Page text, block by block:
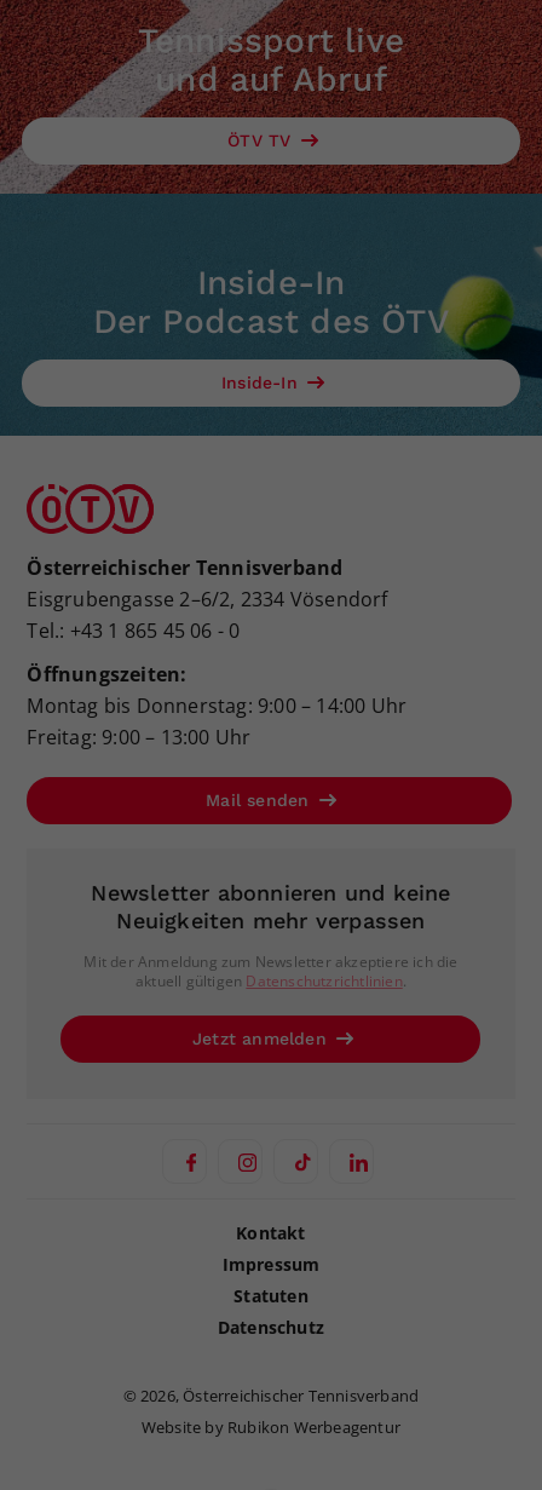
Tennissport live
und auf Abruf
ÖTV TV
Inside-In
Der Podcast des ÖTV
Inside-In
Österreichischer Tennisverband
Eisgrubengasse 2–6/2, 2334 Vösendorf
Tel.: +43 1 865 45 06 - 0
Öffnungszeiten:
Montag bis Donnerstag: 9:00 – 14:00 Uhr
Freitag: 9:00 – 13:00 Uhr
Mail senden
Newsletter abonnieren und keine
Neuigkeiten mehr verpassen
Mit der Anmeldung zum Newsletter akzeptiere ich die
aktuell gültigen Datenschutzrichtlinien.
Jetzt anmelden
Kontakt
Impressum
Statuten
Datenschutz
©2026, Österreichischer Tennisverband
Website by Rubikon Werbeagentur